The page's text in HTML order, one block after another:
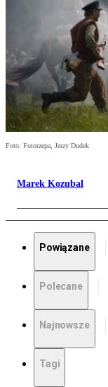
Foto: Fotorzepa, Jerzy Dudek
Marek Kozubal
Powiązane
Polecane
Najnowsze
Tagi